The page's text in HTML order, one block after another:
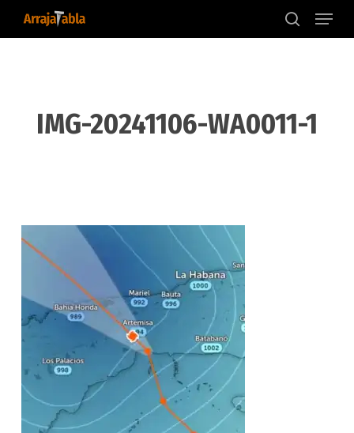
search
Menu
IMG-20241106-WA0011-1